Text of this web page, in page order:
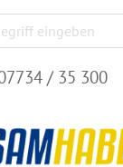
/ 35 300